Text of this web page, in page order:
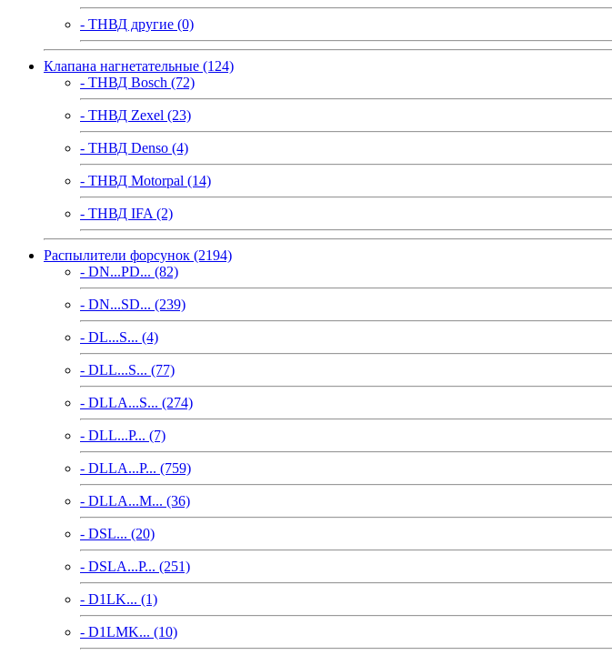
- ТНВД другие (0)
Клапана нагнетательные (124)
- ТНВД Bosch (72)
- ТНВД Zexel (23)
- ТНВД Denso (4)
- ТНВД Motorpal (14)
- ТНВД IFA (2)
Распылители форсунок (2194)
- DN...PD... (82)
- DN...SD... (239)
- DL...S... (4)
- DLL...S... (77)
- DLLA...S... (274)
- DLL...P... (7)
- DLLA...P... (759)
- DLLA...M... (36)
- DSL... (20)
- DSLA...P... (251)
- D1LK... (1)
- D1LMK... (10)